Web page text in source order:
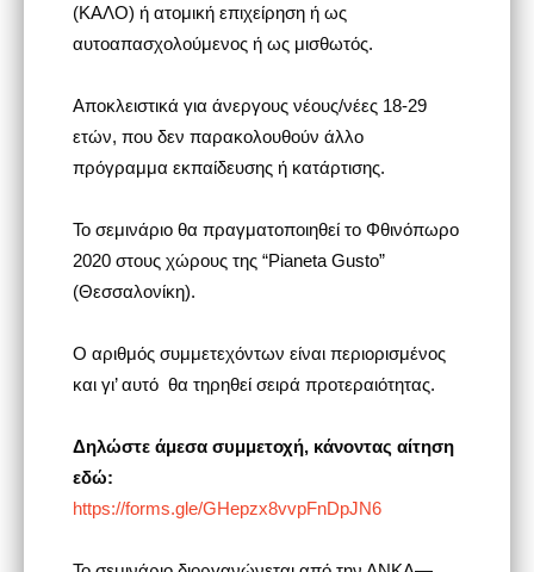
(ΚΑΛΟ) ή ατομική επιχείρηση ή ως
αυτοαπασχολούμενος ή ως μισθωτός.
Αποκλειστικά για άνεργους νέους/νέες 18-29
ετών, που δεν παρακολουθούν άλλο
πρόγραμμα εκπαίδευσης ή κατάρτισης.
Το σεμινάριο θα πραγματοποιηθεί το Φθινόπωρο
2020 στους χώρους της “Pianeta Gusto”
(Θεσσαλονίκη).
Ο αριθμός συμμετεχόντων είναι περιορισμένος
και γι’ αυτό θα τηρηθεί σειρά προτεραιότητας.
Δηλώστε άμεσα συμμετοχή, κάνοντας αίτηση
εδώ:
https://forms.gle/GHepzx8vvpFnDpJN6